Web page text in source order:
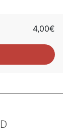
4,00€